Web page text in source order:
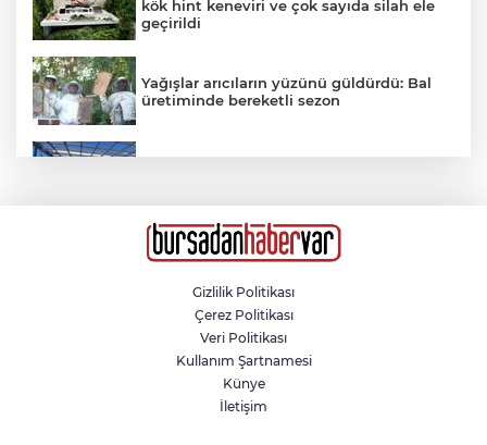
kök hint keneviri ve çok sayıda silah ele
geçirildi
Yağışlar arıcıların yüzünü güldürdü: Bal
üretiminde bereketli sezon
Kimse dokunmadı, kendini yere bıraktı
Mobilfest'in üçüncü durağı İznik
Gizlilik Politikası
Çerez Politikası
Veri Politikası
Kullanım Şartnamesi
Künye
İletişim